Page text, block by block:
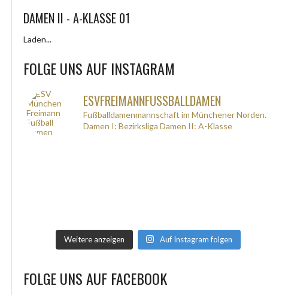
DAMEN II - A-KLASSE 01
Laden...
FOLGE UNS AUF INSTAGRAM
ESVFREIMANNFUSSBALLDAMEN
Fußballdamenmannschaft im Münchener Norden.
Damen I: Bezirksliga Damen II: A-Klasse
Weitere anzeigen Auf Instagram folgen
FOLGE UNS AUF FACEBOOK